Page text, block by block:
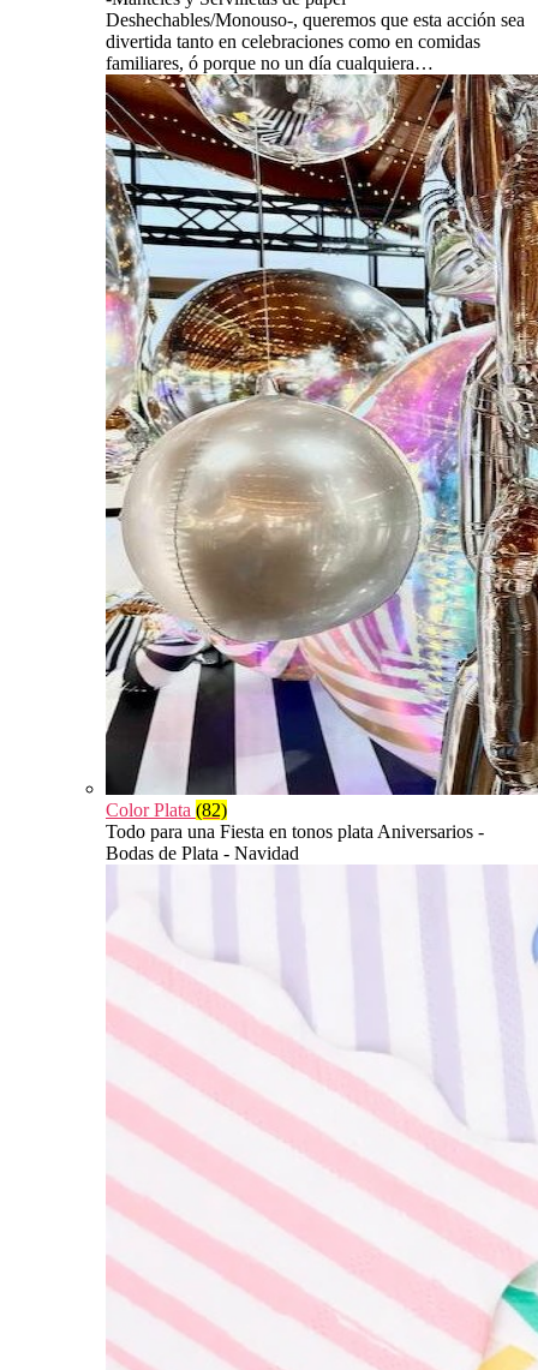
Deshechables/Monouso-, queremos que esta acción sea
divertida tanto en celebraciones como en comidas
familiares, ó porque no un día cualquiera…
Color Plata (82)
Todo para una Fiesta en tonos plata Aniversarios -
Bodas de Plata - Navidad